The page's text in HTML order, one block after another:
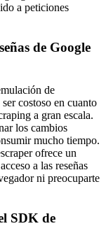
a peticiones
de Google
de
costoso en cuanto
a gran escala.
los cambios
mucho tiempo.
ofrece un
a las reseñas
ni preocuparte
SDK de